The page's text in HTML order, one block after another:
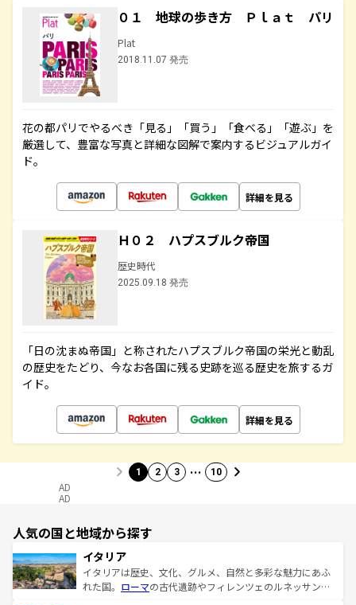
０１ 地球の歩き方 Ｐｌａｔ パリ
Plat
2018.11.07 発売
花の都パリでやるべき「見る」「買う」「食べる」「遊ぶ」を
厳選して、豊富な写真と詳細な図解で案内するビジュアルガイ
ド。
詳細を見る
Ｈ０２ ハプスブルク帝国
歴史時代
2025.09.18 発売
「日の沈まぬ帝国」と称されたハプスブルク帝国の栄光と動乱
の歴史をたどり、今なお各国に残る史跡を巡る歴史を旅するガ
イド。
詳細を見る
1 2 3 … 10
AD
AD
人気の国と地域から探す
イタリア
イタリアは歴史、文化、グルメ、自然と多彩な魅力にあふ
れた国。 ローマの古代遺跡やフィレンツェのルネッサンス